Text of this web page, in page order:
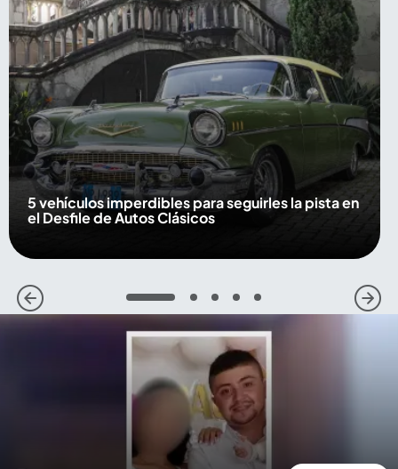
5 vehículos imperdibles para seguirles la pista en
el Desfile de Autos Clásicos
1 2 3 4 5